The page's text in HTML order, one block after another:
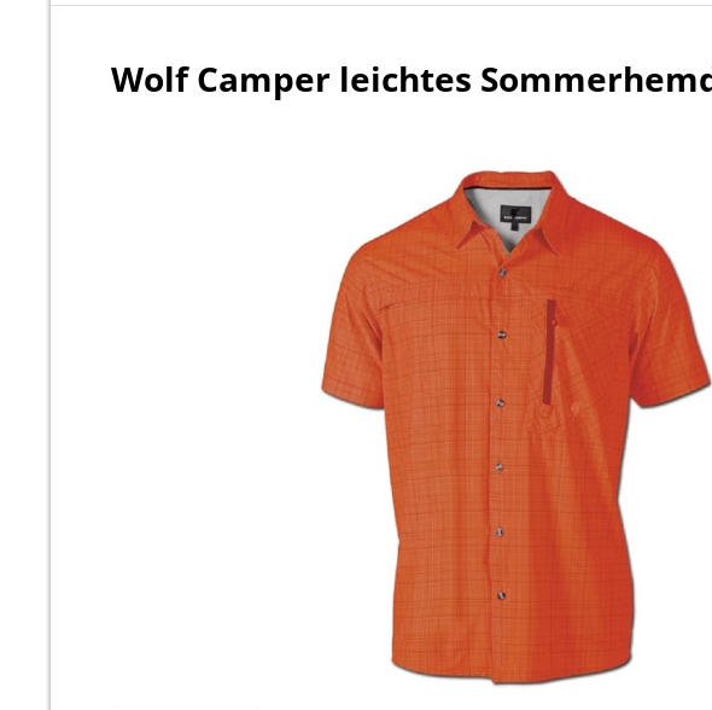
Wolf Camper leichtes